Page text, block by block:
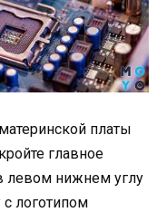
платы
главное
левом нижнем углу
логотипом